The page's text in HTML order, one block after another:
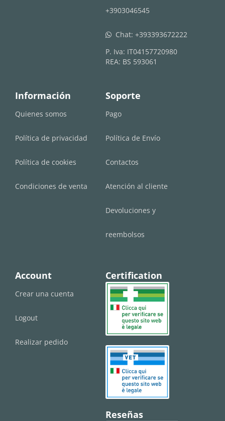
+3903046545
whatsapp Chat: +393393672222
P. Iva: IT04157720980
REA: BS 593061
Información
Quienes somos
Política de privacidad
Política de cookies
Condiciones de venta
Soporte
Pago
Política de Envío
Contactos
Atención al cliente
Devoluciones y
reembolsos
Account
Crear una cuenta
Logout
Realizar pedido
Certification
Reseñas